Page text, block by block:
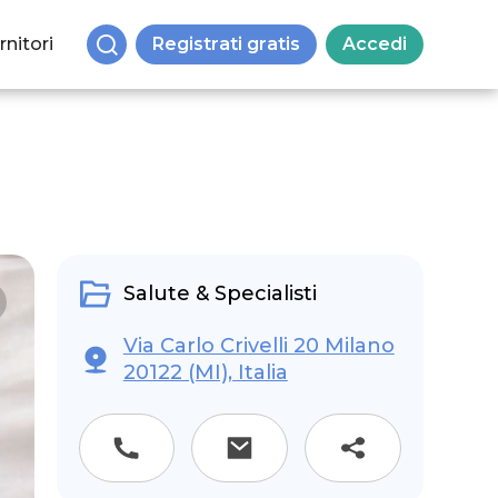
Registrati gratis Accedi
Salute & Specialisti
Via Carlo Crivelli 20 Milano
20122 (MI), Italia